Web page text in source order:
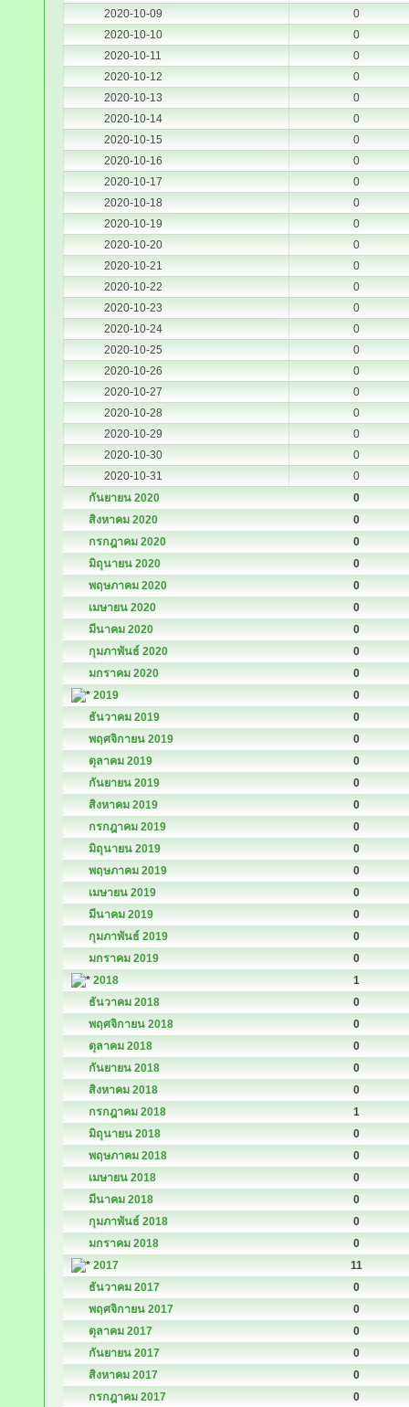
2020-10-09
0
2020-10-10
0
2020-10-11
0
2020-10-12
0
2020-10-13
0
2020-10-14
0
2020-10-15
0
2020-10-16
0
2020-10-17
0
2020-10-18
0
2020-10-19
0
2020-10-20
0
2020-10-21
0
2020-10-22
0
2020-10-23
0
2020-10-24
0
2020-10-25
0
2020-10-26
0
2020-10-27
0
2020-10-28
0
2020-10-29
0
2020-10-30
0
2020-10-31
0
กันยายน 2020
0
สิงหาคม 2020
0
กรกฎาคม 2020
0
มิถุนายน 2020
0
พฤษภาคม 2020
0
เมษายน 2020
0
มีนาคม 2020
0
กุมภาพันธ์ 2020
0
มกราคม 2020
0
2019
0
ธันวาคม 2019
0
พฤศจิกายน 2019
0
ตุลาคม 2019
0
กันยายน 2019
0
สิงหาคม 2019
0
กรกฎาคม 2019
0
มิถุนายน 2019
0
พฤษภาคม 2019
0
เมษายน 2019
0
มีนาคม 2019
0
กุมภาพันธ์ 2019
0
มกราคม 2019
0
2018
1
ธันวาคม 2018
0
พฤศจิกายน 2018
0
ตุลาคม 2018
0
กันยายน 2018
0
สิงหาคม 2018
0
กรกฎาคม 2018
1
มิถุนายน 2018
0
พฤษภาคม 2018
0
เมษายน 2018
0
มีนาคม 2018
0
กุมภาพันธ์ 2018
0
มกราคม 2018
0
2017
11
ธันวาคม 2017
0
พฤศจิกายน 2017
0
ตุลาคม 2017
0
กันยายน 2017
0
สิงหาคม 2017
0
กรกฎาคม 2017
0